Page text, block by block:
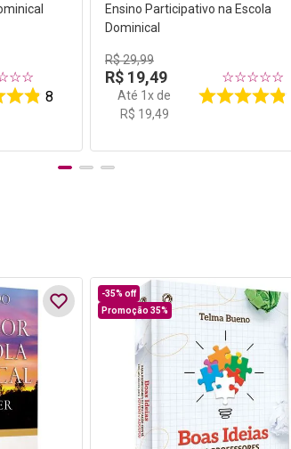
☆☆
8
Ensino Participativo na Escola
Dominical
R$29,99
R$ 19,49
Até 1x de
R$ 19,49
☆☆☆☆☆
-35% off
Promoção 35%